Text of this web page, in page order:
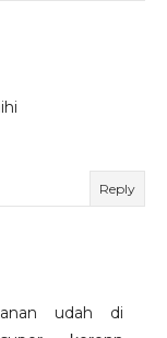
Reply
udah di